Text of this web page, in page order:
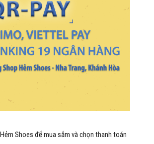
Shoes để mua sắm và chọn thanh toán